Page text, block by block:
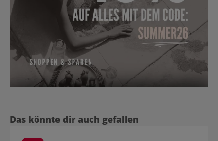
Produktgalerie überspringen
Das könnte dir auch gefallen